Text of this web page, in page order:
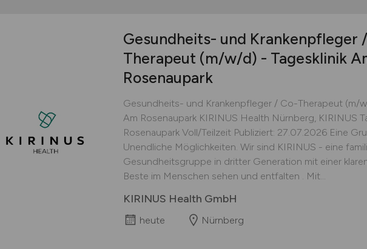
Gesundheits- und Krankenpfleger
Therapeut (m/w/d) - Tagesklinik
Rosenaupark
Gesundheits- und Krankenpfleger / Co-Therapeut (m/
Am Rosenaupark KIRINUS Health Nürnberg, KIRINUS
Rosenaupark Voll/Teilzeit Publiziert: 27.07.2026 Eine
Unendliche Möglichkeiten. Wir sind KIRINUS - eine
Gesundheitsgruppe in dritter Generation mit einer
Beste im Menschen sehen und entfalten . Mit...
KIRINUS Health GmbH
heute Nürnberg